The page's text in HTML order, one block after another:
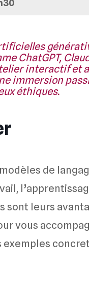
ChatGPT,
interactif et
immersion
éthiques.
de
sont leurs
vous